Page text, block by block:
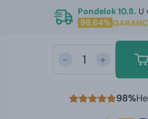
Pondelok 10.8. U
98,84%
- +
98%